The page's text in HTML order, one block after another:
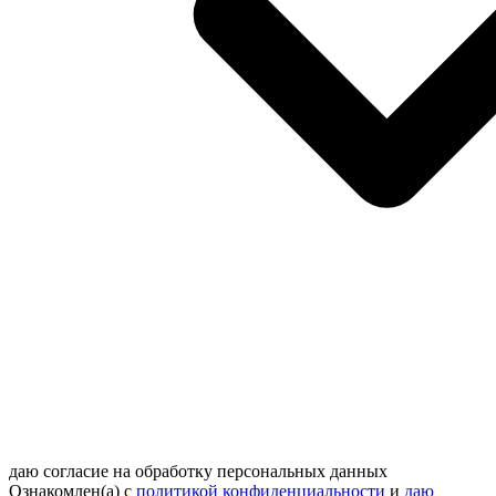
даю согласие на обработку персональных данных
Ознакомлен(а) с политикой конфиденциальности и даю